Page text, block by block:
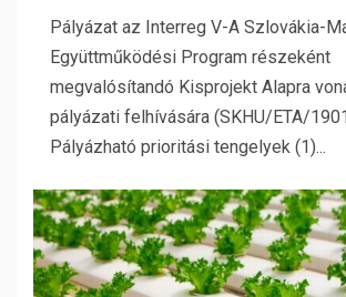
Pályázat az Interreg V-A Szlovákia-
Együttműködési Program részeként
megvalósítandó Kisprojekt Alapra
pályázati felhívására (SKHU/ETA/
Pályázható prioritási tengelyek (1)...